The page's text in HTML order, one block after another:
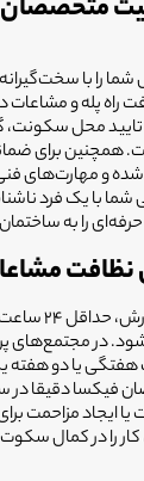
شما را با
پله و مشاعات
تایید محل
همچنین برای
و مهارت‌های
با یک فرد
را به
نظافت
بهترین
در مجتمع‌های
یا دو هفته
دقیقا در
ایجاد مزاحمت
را در کمال